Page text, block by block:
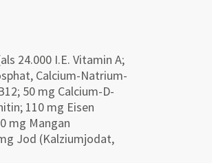
24.000 I.E. Vitamin A;
Calcium-Natrium-
50 mg Calcium-D-
110 mg Eisen
mg Mangan
Jod (Kalziumjodat,